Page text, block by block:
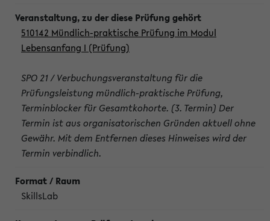
510142 Mündlich-praktische Prüfung im Modul
Lebensanfang I (Prüfung)
SPO 21 / Verbuchungsveranstaltung für die
Prüfungsleistung mündlich-praktische Prüfung,
Terminblocker für Gesamtkohorte. (3. Termin) Der
Termin ist aus organisatorischen Gründen aktuell ohne
Gewähr. Mit dem Entfernen dieses Hinweises wird der
Termin verbindlich.
SkillsLab